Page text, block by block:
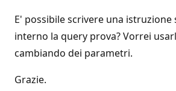
E' possibile scrivere una istruzione
interno la query prova? Vorrei
cambiando dei parametri.
Grazie.